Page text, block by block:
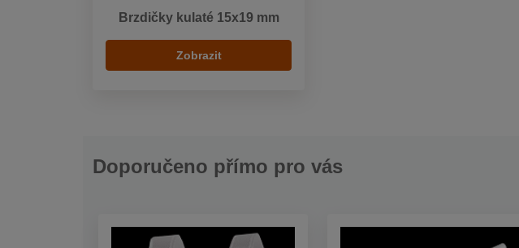
Brzdičky kulaté 15x19 mm
Zobrazit
Doporučeno přímo pro vás